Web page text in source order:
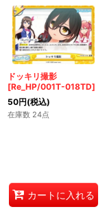
ドッキリ撮影
[Re_HP/001T-018TD]
50円(税込)
在庫数 24点
カートに入れる